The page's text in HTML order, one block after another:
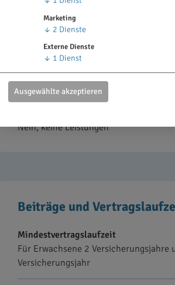
Nein, es muss kein Heil- und
Behandlung eingereicht werden.
Jedoch empfehlen wir dies ab
Leistungen beim Privatzahnarzt (ohne
Nein, keine Leistungen
Beiträge und
Mindestvertragslaufzeit
Für Erwachsene 2 Versicherungsjahre
Versicherungsjahr
Marketing
↓ 2 Dienste
Externe Dienste
↓ 1 Dienst
Ausgewählte akzeptieren